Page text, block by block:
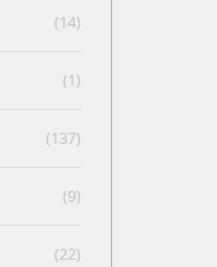
(14)
(1)
(137)
(9)
(22)